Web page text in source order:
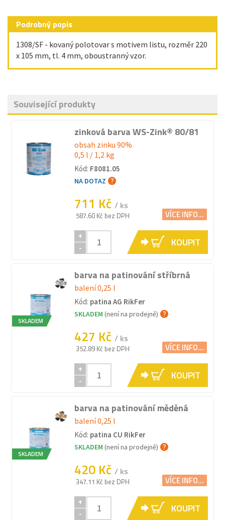
Podrobný popis
1308/SF - kovaný polotovar s motivem listu, rozměr 220
x 105 mm, tl. 4 mm, oboustranný vzor.
Související produkty
zinková barva WS-Zink® 80/81
obsah zinku 90%
0,5 l / 1,2 kg
Kód: F8081.05
NA DOTAZ
711 Kč / ks
587.60 Kč bez DPH VÍCE INFO...
+
-
KOUPIT
SKLADEM
barva na patinování stříbrná
balení 0,25 l
Kód: patina AG RikFer
SKLADEM (není na prodejně)
427 Kč / ks
352.89 Kč bez DPH VÍCE INFO...
+
-
KOUPIT
SKLADEM
barva na patinování měděná
balení 0,25 l
Kód: patina CU RikFer
SKLADEM (není na prodejně)
420 Kč / ks
347.11 Kč bez DPH VÍCE INFO...
+
-
KOUPIT